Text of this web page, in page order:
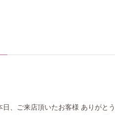
、ご来店頂いたお客様 ありがと